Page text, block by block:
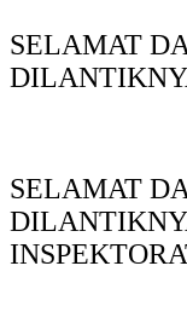
SELAMAT
SELAMAT